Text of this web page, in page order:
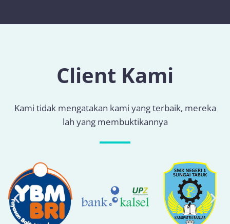
Client Kami
Kami tidak mengatakan kami yang terbaik, mereka
lah yang membuktikannya